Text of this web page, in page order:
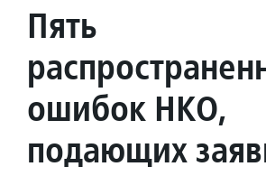
Пять
ошибок НКО,
подающих